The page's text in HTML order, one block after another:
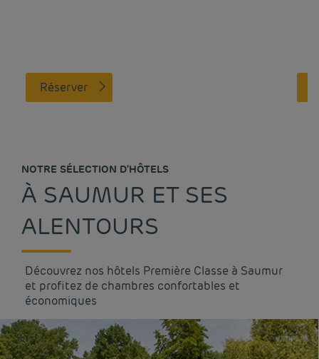
Réserver
NOTRE SÉLECTION D'HÔTELS
À SAUMUR ET SES
ALENTOURS
Découvrez nos hôtels Première Classe à Saumur
et profitez de chambres confortables et
économiques